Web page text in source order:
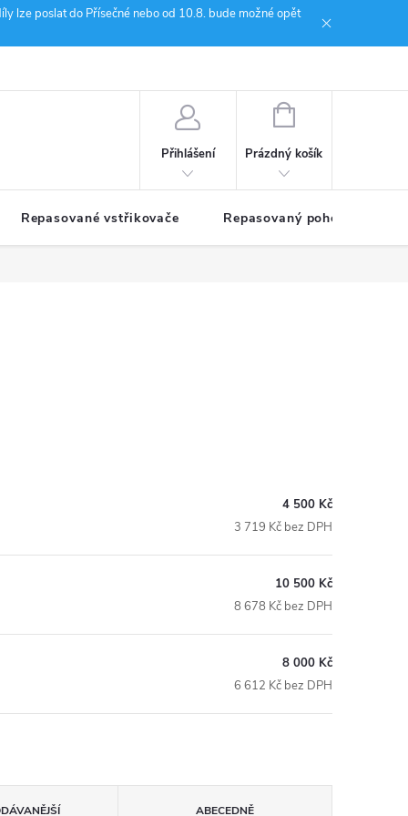
lze poslat do Přísečné nebo od 10.8. bude možné opět
Přihlášení
NÁKUPNÍ
Prázdný košík
Repasované vstřikovače Repasovaný pohon TDM
4 500 Kč
3 719 Kč bez DPH
10 500 Kč
8 678 Kč bez DPH
8 000 Kč
6 612 Kč bez DPH
ABECEDNĚ